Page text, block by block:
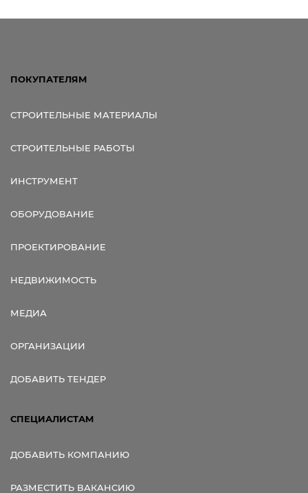
ПОКУПАТЕЛЯМ
СТРОИТЕЛЬНЫЕ МАТЕРИАЛЫ
СТРОИТЕЛЬНЫЕ РАБОТЫ
ИНСТРУМЕНТ
ОБОРУДОВАНИЕ
ПРОЕКТИРОВАНИЕ
НЕДВИЖИМОСТЬ
МЕДИА
ОРГАНИЗАЦИИ
ДОБАВИТЬ ТЕНДЕР
СПЕЦИАЛИСТАМ
ДОБАВИТЬ КОМПАНИЮ
РАЗМЕСТИТЬ ВАКАНСИЮ